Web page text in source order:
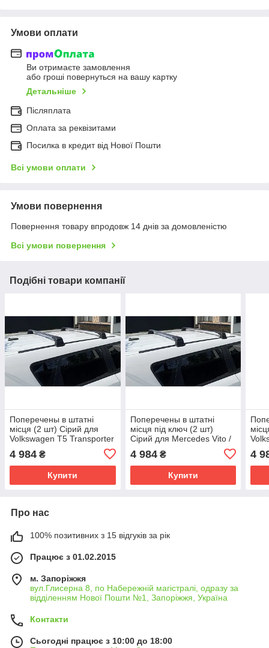
Умови оплати
Ви отримаєте замовлення
або гроші повернуться на вашу картку
Детальніше
Післяплата
Оплата за реквізитами
Посилка в кредит від Нової Пошти
Всі умови оплати
Умови повернення
Повернення товару впродовж 14 днів за домовленістю
Всі умови повернення
Подібні товари компанії
Поперечены в штатні
місця (2 шт) Сірий для
Volkswagen T5 Transporter
4 984 ₴
Купити
Поперечены в штатні
місця під ключ (2 шт)
Сірий для Mercedes Vito /
4 984₴
Купити
4
Про нас
100% позитивних з 15 відгуків за рік
Працює з 01.02.2015
м. Запоріжжя
вул.Глисерна 8, по Набережній магістралі, одразу за
відділенням Нової Пошти №1, Запоріжжя, Україна
Контакти
Сьогодні працює з 10:00 до 18:00